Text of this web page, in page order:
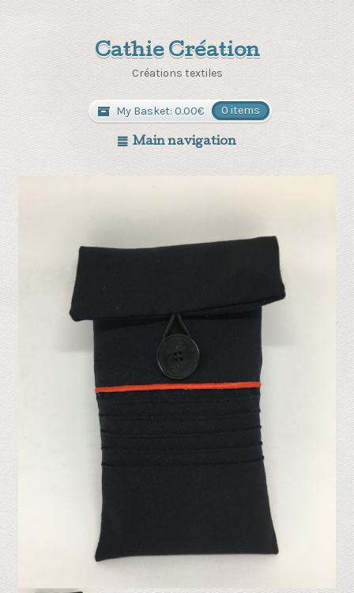
Cathie Création
Créations textiles
My Basket: 0.00€ 0 items
Main navigation